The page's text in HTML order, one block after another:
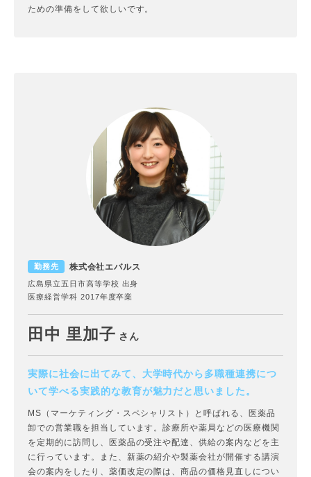
ための準備をして欲しいです。
勤務先 株式会社エバルス
広島県立五日市高等学校 出身
医療経営学科 2017年度卒業
田中 里加子 さん
実際に社会に出てみて、大学時代から多職種連携につ
いて学べる実践的な教育が魅力だと思いました。
MS（マーケティング・スペシャリスト）と呼ばれる、医薬品
卸での営業職を担当しています。診療所や薬局などの医療機関
を定期的に訪問し、医薬品の受注や配達、供給の案内などを主
に行っています。また、新薬の紹介や製薬会社が開催する講演
会の案内をしたり、薬価改定の際は、商品の価格見直しについ